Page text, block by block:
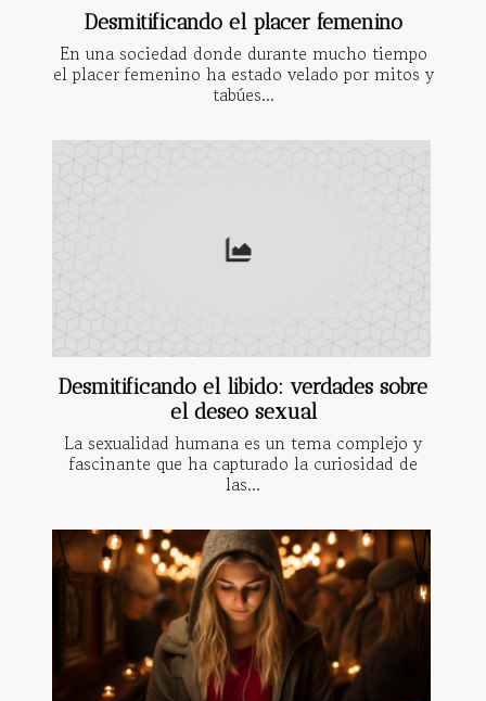
Desmitificando el placer femenino
En una sociedad donde durante mucho tiempo
el placer femenino ha estado velado por mitos y
tabúes...
Desmitificando el libido: verdades sobre
el deseo sexual
La sexualidad humana es un tema complejo y
fascinante que ha capturado la curiosidad de
las...